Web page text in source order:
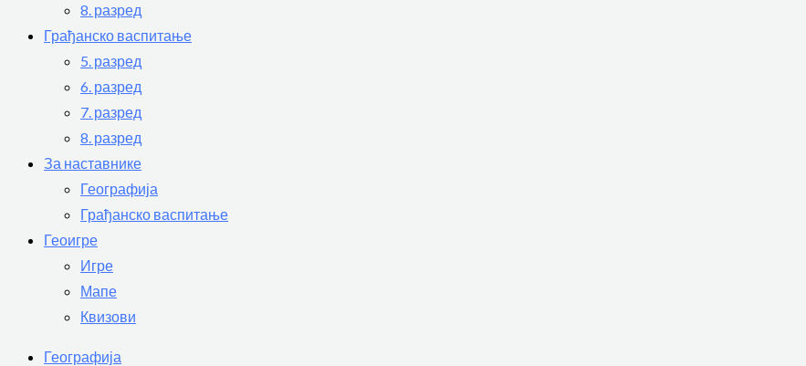
8. разред
Грађанско васпитање
5. разред
6. разред
7. разред
8. разред
За наставнике
Географија
Грађанско васпитање
Геоигре
Игре
Мапе
Квизови
Географија